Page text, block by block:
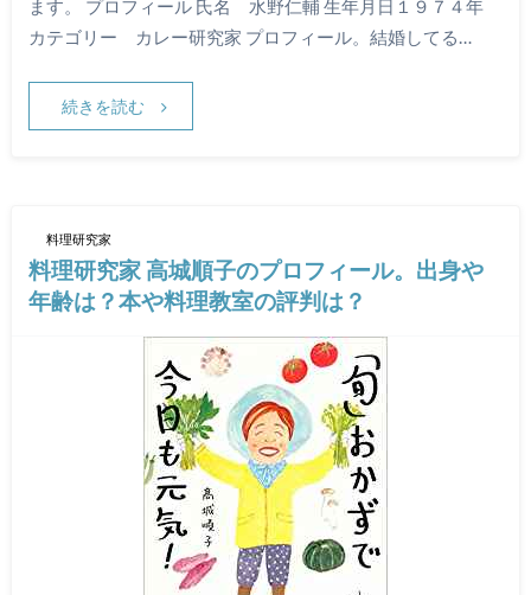
ます。 プロフィール 氏名 水野仁輔 生年月日１９７４年
カテゴリー カレー研究家 プロフィール。結婚してる…
続きを読む
料理研究家
料理研究家 高城順子のプロフィール。出身や
年齢は？本や料理教室の評判は？